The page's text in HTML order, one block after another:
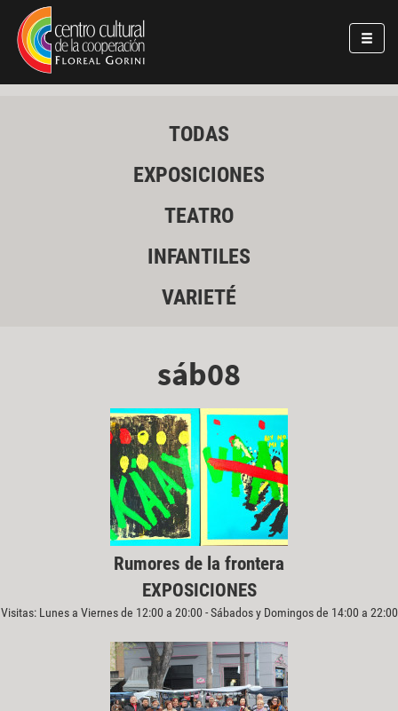
Pasar al contenido principal
Jump to main content
TODAS
EXPOSICIONES
TEATRO
INFANTILES
VARIETÉ
sáb08
Rumores de la frontera
EXPOSICIONES
Visitas: Lunes a Viernes de 12:00 a 20:00 - Sábados y Domingos de 14:00 a 22:00